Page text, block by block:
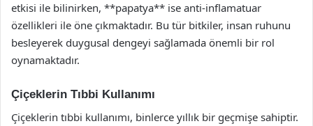
etkisi ile bilinirken, **papatya** ise anti-inflamatuar
özellikleri ile öne çıkmaktadır. Bu tür bitkiler, insan ruhunu
besleyerek duygusal dengeyi sağlamada önemli bir rol
oynamaktadır.
Çiçeklerin Tıbbi Kullanımı
Çiçeklerin tıbbi kullanımı, binlerce yıllık bir geçmişe sahiptir.